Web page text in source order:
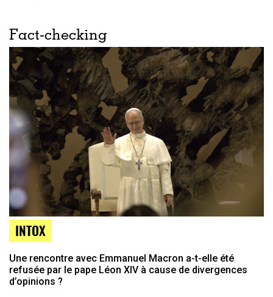
Fact-checking
INTOX
Une rencontre avec Emmanuel Macron a-t-elle été
refusée par le pape Léon XIV à cause de divergences
d’opinions ?